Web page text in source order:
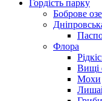
Гордість парку
Боброве
Флора
Вищі
Мохи